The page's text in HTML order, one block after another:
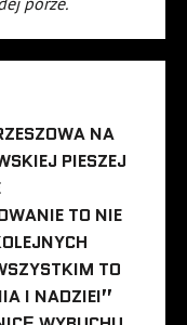
NA
PIESZEJ
TO NIE
TO
I NADZIEI”